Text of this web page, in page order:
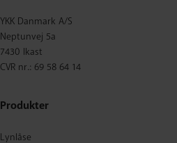
YKK Danmark A/S
Neptunvej 5a
7430 Ikast
CVR nr.: 69 58 64 14
Produkter
Lynlåse